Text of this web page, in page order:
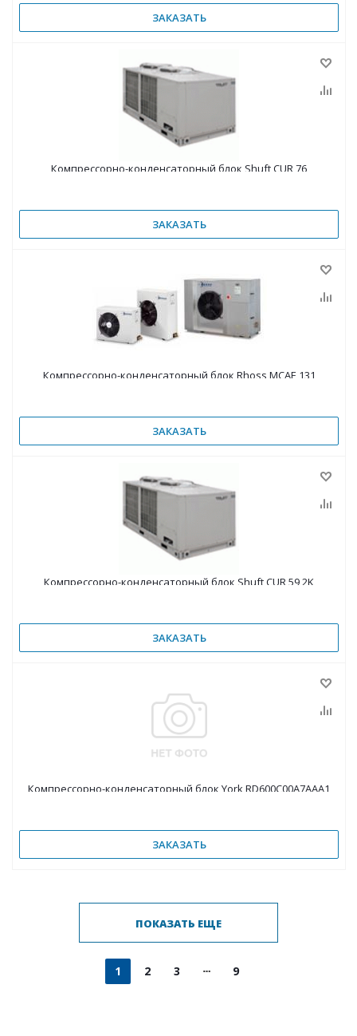
ЗАКАЗАТЬ
Компрессорно-конденсаторный блок Shuft CUR 76
ЗАКАЗАТЬ
Компрессорно-конденсаторный блок Rhoss MCAE 131
ЗАКАЗАТЬ
Компрессорно-конденсаторный блок Shuft CUR 59 2K
ЗАКАЗАТЬ
Компрессорно-конденсаторный блок York RD600C00A7AAA1
ЗАКАЗАТЬ
ПОКАЗАТЬ ЕЩЕ
1 2 3 9